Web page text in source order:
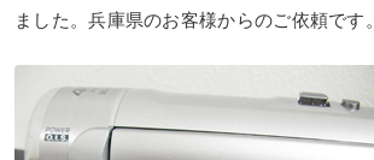
ました。兵庫県のお客様からのご依頼です。